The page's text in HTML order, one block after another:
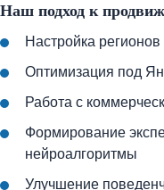
Наш подход к
Настройка
Оптимизация под
Работа с
Формирование
нейроалгоритмы
Улучшение